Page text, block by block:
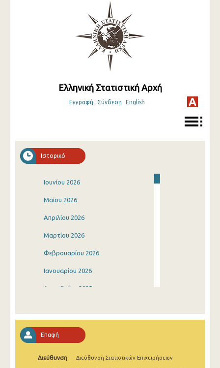
Ελληνική Στατιστική Αρχή
Εγγραφή Σύνδεση English
Ιστορικό
Ιουνίου 2026
Μαΐου 2026
Απριλίου 2026
Μαρτίου 2026
Φεβρουαρίου 2026
Ιανουαρίου 2026
Δεκεμβρίου 2025
Σεπτεμβρίου 2025
Αυγούστου 2025
Επαφή
Διεύθυνση Διεύθυνση Στατιστικών Επιχειρήσεων